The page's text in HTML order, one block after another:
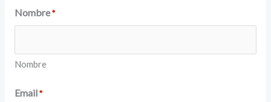
Nombre *
Nombre
Email *